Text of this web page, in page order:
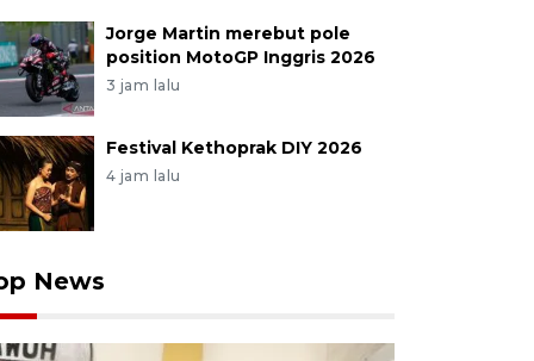
Jorge Martin merebut pole
position MotoGP Inggris 2026
3 jam lalu
Festival Kethoprak DIY 2026
4 jam lalu
News